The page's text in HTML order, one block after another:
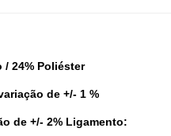
/ 24% Poliéster
de +/- 1 %
de +/- 2% Ligamento: